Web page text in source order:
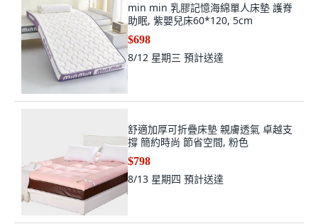
min min 乳膠記憶海綿單人床墊 護脊
助眠, 紫嬰兒床60*120, 5cm
$698
8/12 星期三 預計送達
舒適加厚可折疊床墊 親膚透氣 卓越支
撐 簡約時尚 節省空間, 粉色
$798
8/13 星期四 預計送達